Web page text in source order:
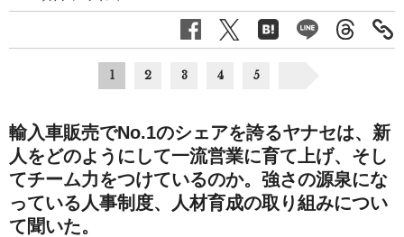
1 2 3 4 5
輸入車販売でNo.1のシェアを誇るヤナセは、新
人をどのようにして一流営業に育て上げ、そし
てチーム力をつけているのか。強さの源泉にな
っている人事制度、人材育成の取り組みについ
て聞いた。